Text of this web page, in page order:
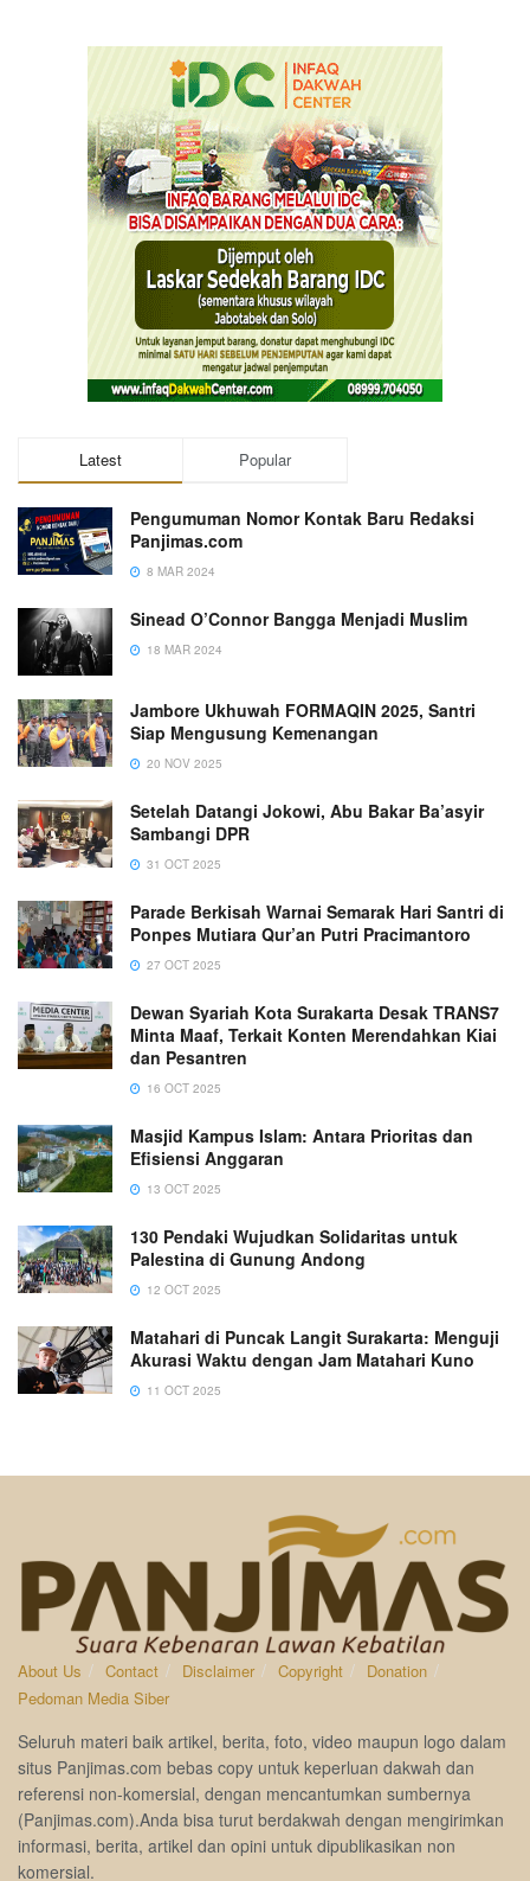
Latest Popular
Pengumuman Nomor Kontak Baru Redaksi
Panjimas.com
8 MAR 2024
Sinead O’Connor Bangga Menjadi Muslim
18 MAR 2024
Jambore Ukhuwah FORMAQIN 2025, Santri
Siap Mengusung Kemenangan
20 NOV 2025
Setelah Datangi Jokowi, Abu Bakar Ba’asyir
Sambangi DPR
31 OCT 2025
Parade Berkisah Warnai Semarak Hari Santri di
Ponpes Mutiara Qur’an Putri Pracimantoro
27 OCT 2025
Dewan Syariah Kota Surakarta Desak TRANS7
Minta Maaf, Terkait Konten Merendahkan Kiai
dan Pesantren
16 OCT 2025
Masjid Kampus Islam: Antara Prioritas dan
Efisiensi Anggaran
13 OCT 2025
130 Pendaki Wujudkan Solidaritas untuk
Palestina di Gunung Andong
12 OCT 2025
Matahari di Puncak Langit Surakarta: Menguji
Akurasi Waktu dengan Jam Matahari Kuno
11 OCT 2025
About Us Contact Disclaimer Copyright
Donation
Pedoman Media Siber
Seluruh materi baik artikel, berita, foto, video maupun logo dalam
situs Panjimas.com bebas copy untuk keperluan dakwah dan
referensi non-komersial, dengan mencantumkan sumbernya
(Panjimas.com).Anda bisa turut berdakwah dengan mengirimkan
informasi, berita, artikel dan opini untuk dipublikasikan non
komersial.